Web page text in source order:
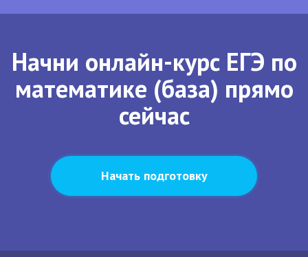
Начни онлайн-курс ЕГЭ по
математике (база) прямо
сейчас
Начать подготовку